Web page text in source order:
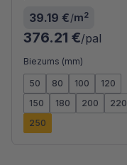
39.19 €/m2
376.21 €/pal
Biezums (mm)
50 80 100
120
150
180 200
220
250